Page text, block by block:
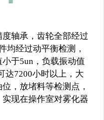
轴承，齿轮全部经过
均经过动平衡检测，
于5un，负载振动值
达7200小时以上，大
，放堵料等检测点，
现在操作室对雾化器